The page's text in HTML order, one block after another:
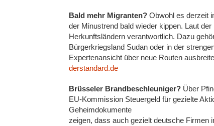
Bald mehr Migranten? Obwohl es derzeit
der Minustrend bald wieder kippen. Laut
Herkunftsländern verantwortlich. Dazu
Bürgerkriegsland Sudan oder in der
Expertenansicht über neue Routen
derstandard.de
Brüsseler Brandbeschleuniger? Über
EU-Kommission Steuergeld für gezielte
Geheimdokumente
zeigen, dass auch gezielt deutsche